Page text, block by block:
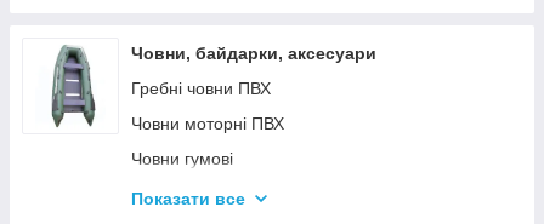
Човни, байдарки, аксесуари
Гребні човни ПВХ
Човни моторні ПВХ
Човни гумові
Надувні байдарки
Показати все